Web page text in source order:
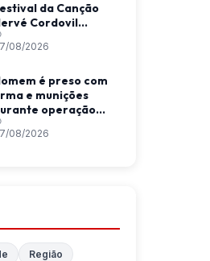
da Canção
Cordovil
fim de semana
08/2026
é preso com
e munições
operação
Polícia Militar em
08/2026
Região